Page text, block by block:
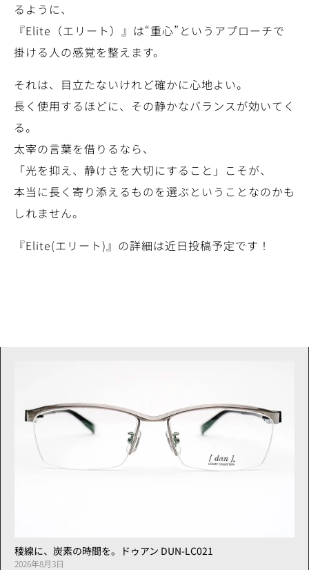
るように、
『Elite（エリート）』は“重心”というアプローチで
掛ける人の感覚を整えます。
それは、目立たないけれど確かに心地よい。
長く使用するほどに、その静かなバランスが効いてく
る。
太宰の言葉を借りるなら、
「光を抑え、静けさを大切にすること」こそが、
本当に長く寄り添えるものを選ぶということなのかも
しれません。
『Elite(エリート)』の詳細は近日投稿予定です！
稜線に、炭素の時間を。ドゥアン DUN-LC021
2026年8月3日